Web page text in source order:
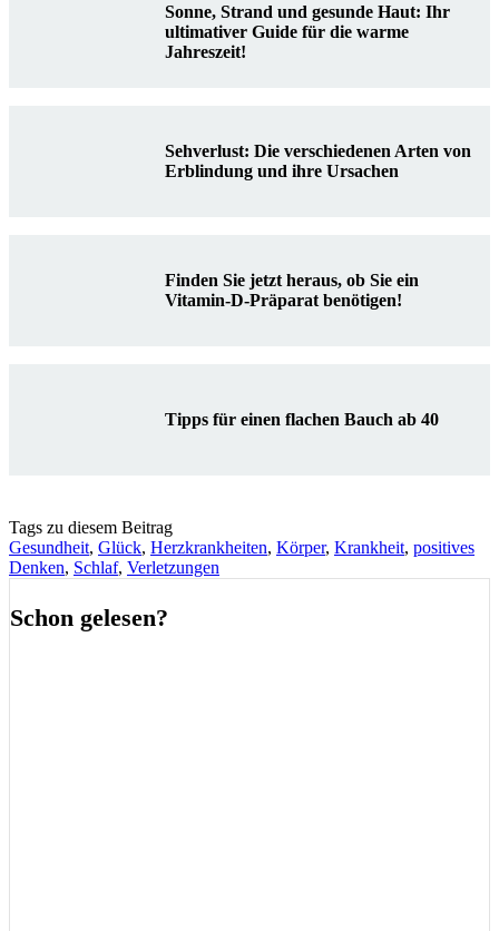
Sonne, Strand und gesunde Haut: Ihr
ultimativer Guide für die warme
Jahreszeit!
Sehverlust: Die verschiedenen Arten von
Erblindung und ihre Ursachen
Finden Sie jetzt heraus, ob Sie ein
Vitamin-D-Präparat benötigen!
Tipps für einen flachen Bauch ab 40
Tags zu diesem Beitrag
Gesundheit, Glück, Herzkrankheiten, Körper, Krankheit, positives
Denken, Schlaf, Verletzungen
Schon gelesen?